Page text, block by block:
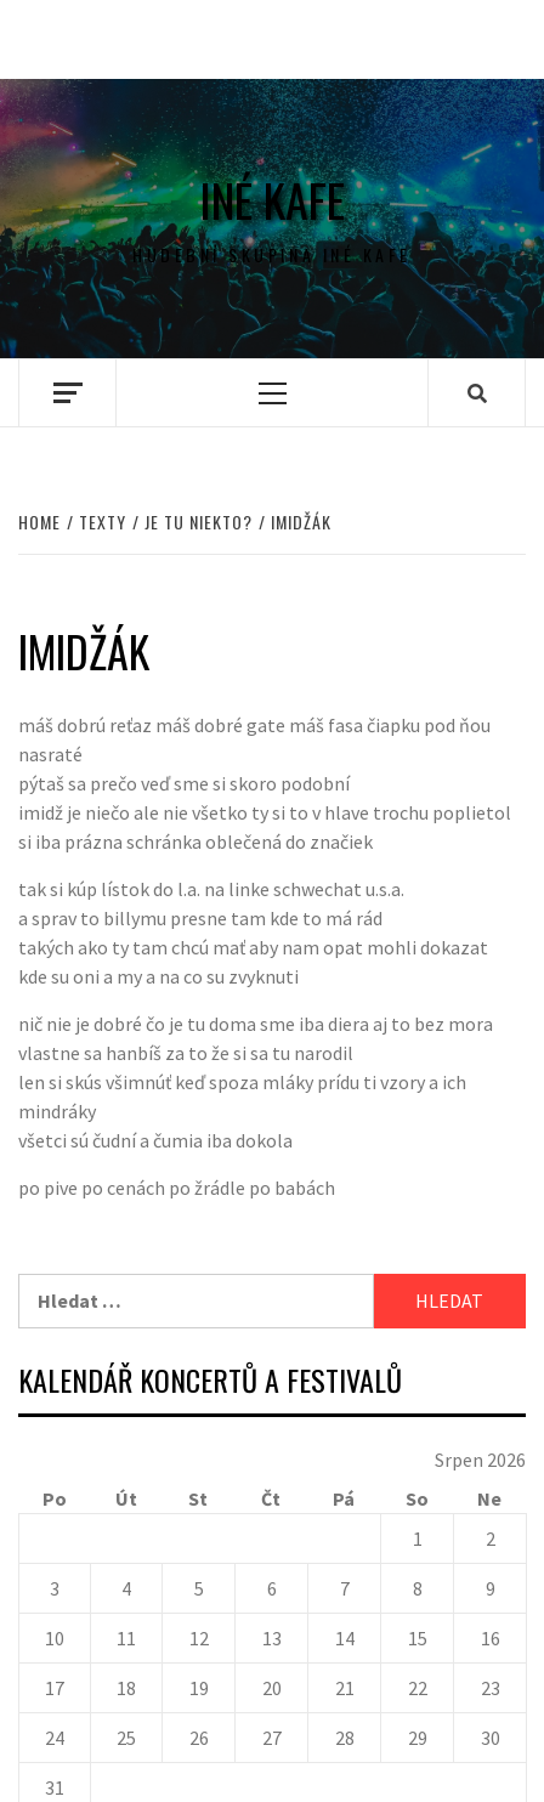
INÉ KAFE
HUDEBNÍ SKUPINA INÉ KAFE
Primary
HOME TEXTY JE TU NIEKTO? IMIDŽÁK
IMIDŽÁK
máš dobrú reťaz máš dobré gate máš fasa čiapku pod ňou
nasraté
pýtaš sa prečo veď sme si skoro podobní
imidž je niečo ale nie všetko ty si to v hlave trochu poplietol
si iba prázna schránka oblečená do značiek
tak si kúp lístok do l.a. na linke schwechat u.s.a.
a sprav to billymu presne tam kde to má rád
takých ako ty tam chcú mať aby nam opat mohli dokazat
kde su oni a my a na co su zvyknuti
nič nie je dobré čo je tu doma sme iba diera aj to bez mora
vlastne sa hanbíš za to že si sa tu narodil
len si skús všimnúť keď spoza mláky prídu ti vzory a ich
mindráky
všetci sú čudní a čumia iba dokola
po pive po cenách po žrádle po babách
KALENDÁŘ KONCERTŮ A FESTIVALŮ
Srpen 2026
Po
Út St Čt Pá So
Ne
1
2
3 4 5 6 7 8 9
10 11 12 13 14 15 16
17 18 19 20 21 22 23
24 25 26 27 28 29 30
31